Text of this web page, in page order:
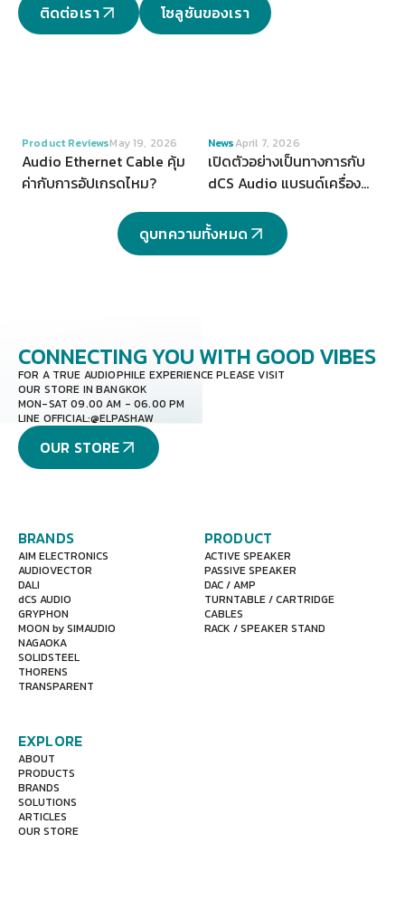
ติดต่อเรา โซลูชันของเรา
VIEW
Product ReviewsMay 19, 2026
Audio Ethernet Cable คุ้ม
ค่ากับการอัปเกรดไหม?
VIEW
NewsApril 7, 2026
เปิดตัวอย่างเป็นทางการกับ
dCS Audio แบรนด์เครื่อง
ราชอาณาจักร
ดูบทความทั้งหมด
CONNECTING YOU WITH GOOD VIBES
FOR A TRUE AUDIOPHILE EXPERIENCE PLEASE VISIT
OUR STORE IN BANGKOK
MON-SAT 09.00 AM - 06.00 PM
LINE OFFICIAL:@ELPASHAW
OUR STORE
BRANDS
AIM ELECTRONICS
AUDIOVECTOR
DALI
dCS AUDIO
GRYPHON
MOON by SIMAUDIO
NAGAOKA
SOLIDSTEEL
THORENS
TRANSPARENT
PRODUCT
ACTIVE SPEAKER
PASSIVE SPEAKER
DAC / AMP
TURNTABLE / CARTRIDGE
CABLES
RACK / SPEAKER STAND
EXPLORE
ABOUT
PRODUCTS
BRANDS
SOLUTIONS
ARTICLES
OUR STORE